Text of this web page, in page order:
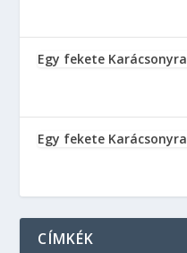
Egy fekete Karácsonyra
Egy fekete Karácsonyra
CÍMKÉK